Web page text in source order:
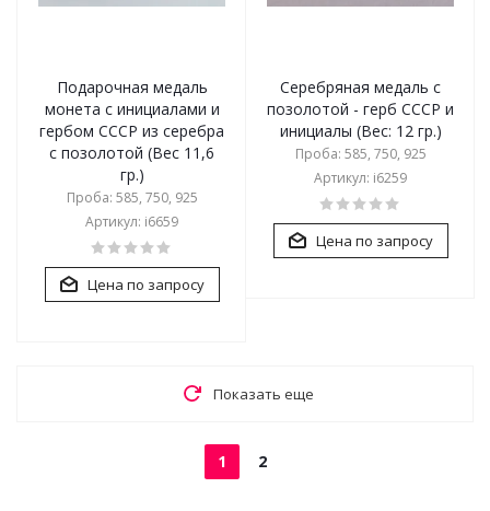
Подарочная медаль
монета с инициалами и
гербом СССР из серебра
с позолотой (Вес 11,6
гр.)
Проба: 585, 750, 925
Артикул: i6659
Цена по запросу
Серебряная медаль с
позолотой - герб СССР и
инициалы (Вес: 12 гр.)
Проба: 585, 750, 925
Артикул: i6259
Цена по запросу
Показать еще
1 2